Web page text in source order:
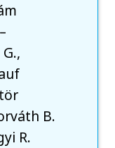
B.
R.